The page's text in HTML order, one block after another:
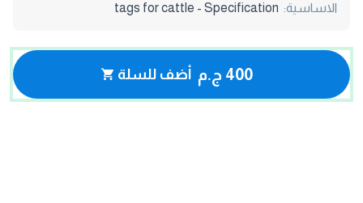
الاساسية: tags for cattle - Specification
400 ج.م أضف للسلة